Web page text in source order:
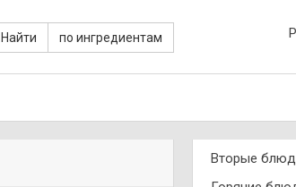
Найти по ингредиентам
Вторые